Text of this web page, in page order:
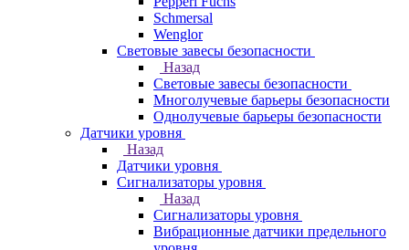
Schmersal
Wenglor
Световые завесы безопасности
Назад
Световые завесы безопасности
Многолучевые барьеры безопасности
Однолучевые барьеры безопасности
Датчики уровня
Назад
Датчики уровня
Сигнализаторы уровня
Назад
Сигнализаторы уровня
Вибрационные датчики предельного